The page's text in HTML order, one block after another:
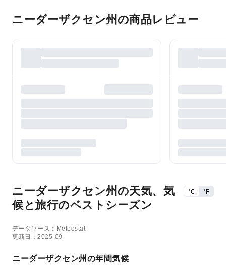
ニーダーザクセン州の商品レビュー
ニーダーザクセン州の天気、気
候と旅行のベストシーズン
°C °F
データソース：Meteostat
更新日：2025-09
ニーダーザクセン州の年間気候